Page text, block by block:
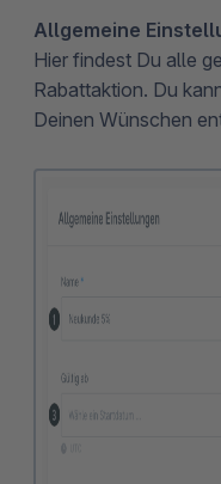
Allgemeine
Hier findest Du alle
Rabattaktion. Du
Deinen Wünschen